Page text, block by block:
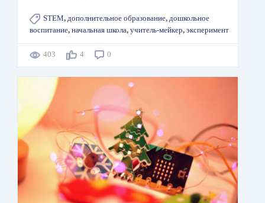
STEM, дополнительное образование, дошкольное
воспитание, начальная школа, учитель-мейкер, эксперимент
403 4 0